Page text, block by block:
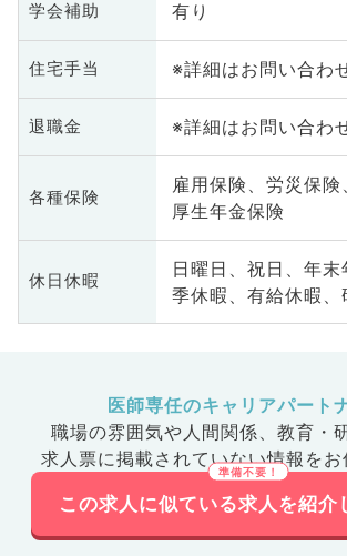
学会補助 有り
住宅手当 ※詳細はお問い合わ
退職金 ※詳細はお問い合わ
各種保険
雇用保険、労災保険
厚生年金保険
休日休暇
日曜日、祝日、年
季休暇、有給休暇、
医師専任のキャリアパート
職場の雰囲気や人間関係、 教育・
求人票に掲載されていない情報をお
この求人に似ている求人を紹介